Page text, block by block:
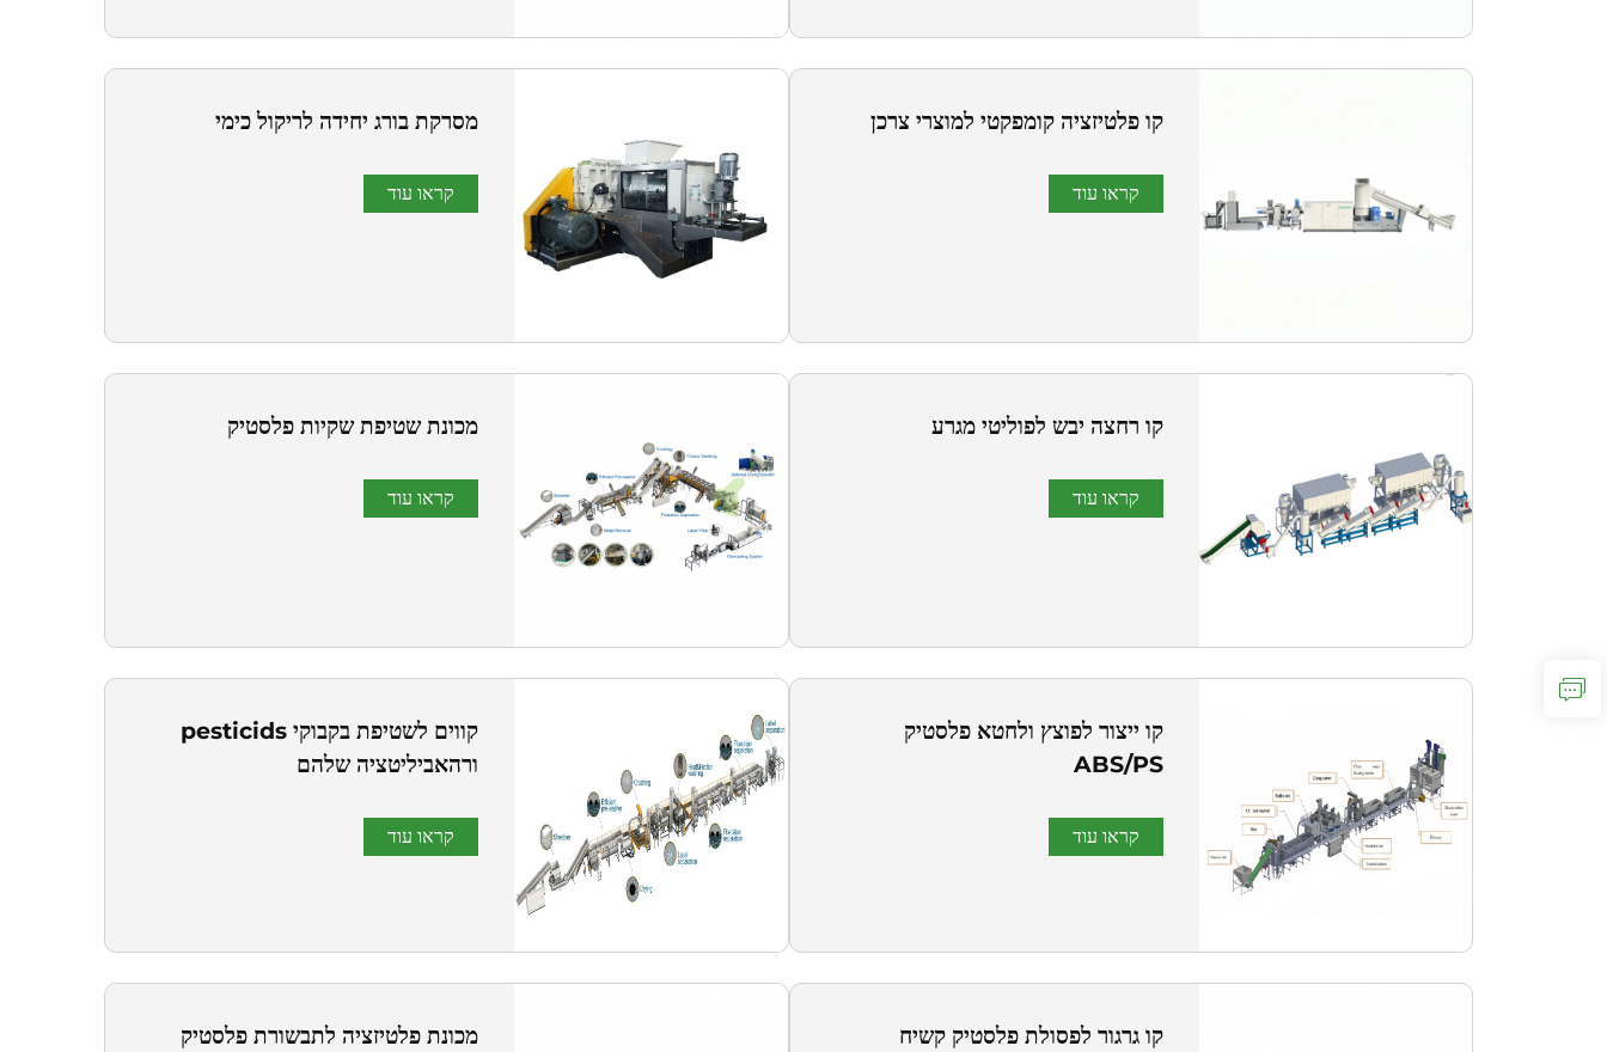
קו פלטיזציה קומפקטי למוצרי צרכן
קראו עוד
מסרקת בורג יחידה לריקול כימי
קראו עוד
קו רחצה יבש לפוליטי מגרע
קראו עוד
מכונת שטיפת שקיות פלסטיק
קראו עוד
קו ייצור לפוצץ ולחטא פלסטיק
ABS/PS
קראו עוד
קווים לשטיפת בקבוקי pesticids
ורהאביליטציה שלהם
קראו עוד
קו גרגור לפסולת פלסטיק קשיח
מכונת פלטיזציה לתבשורת פלסטיק